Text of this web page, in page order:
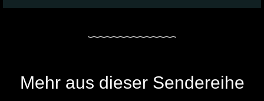
Mehr aus dieser Sendereihe